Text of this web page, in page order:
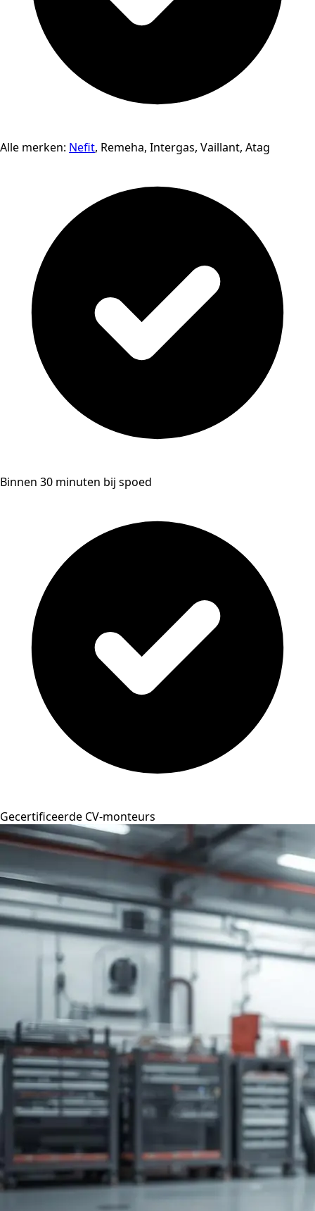
Alle merken: Nefit, Remeha, Intergas, Vaillant, Atag
Binnen 30 minuten bij spoed
Gecertificeerde CV-monteurs